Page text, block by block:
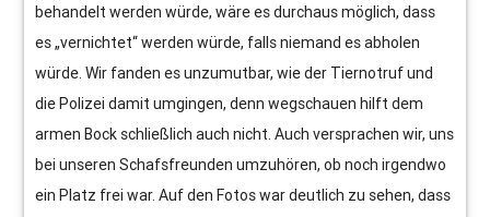
behandelt werden würde, wäre es durchaus möglich, dass
es „vernichtet“ werden würde, falls niemand es abholen
würde. Wir fanden es unzumutbar, wie der Tiernotruf und
die Polizei damit umgingen, denn wegschauen hilft dem
armen Bock schließlich auch nicht. Auch versprachen wir, uns
bei unseren Schafsfreunden umzuhören, ob noch irgendwo
ein Platz frei war. Auf den Fotos war deutlich zu sehen, dass